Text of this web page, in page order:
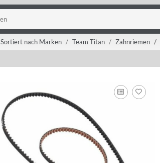
Sortiert nach Marken Team Titan Zahnriemen